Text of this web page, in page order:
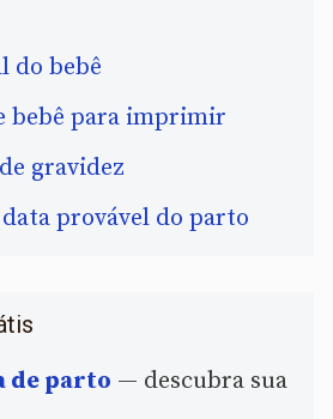
do bebê
bebê para imprimir
gravidez
provável do parto
de parto — descubra sua